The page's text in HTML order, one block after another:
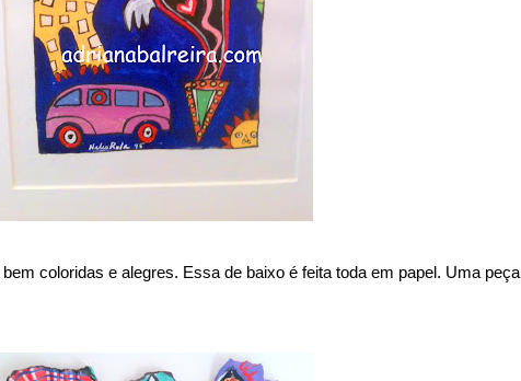
coloridas e alegres. Essa de baixo é feita toda em papel. Uma peça